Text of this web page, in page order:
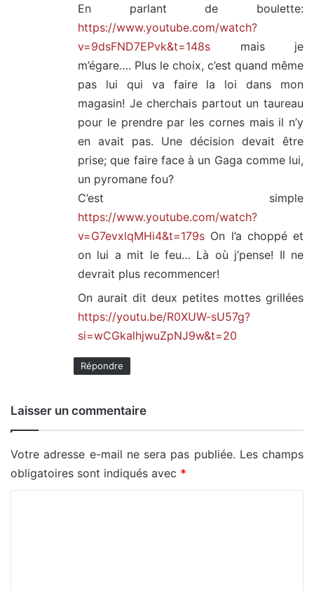
En parlant de boulette:
https://www.youtube.com/watch?
v=9dsFND7EPvk&t=148s mais je
m’égare…. Plus le choix, c’est quand même
pas lui qui va faire la loi dans mon
magasin! Je cherchais partout un taureau
pour le prendre par les cornes mais il n’y
en avait pas. Une décision devait être
prise; que faire face à un Gaga comme lui,
un pyromane fou?
C’est simple
https://www.youtube.com/watch?
v=G7evxlqMHi4&t=179s On l’a choppé et
on lui a mit le feu… Là où j’pense! Il ne
devrait plus recommencer!
On aurait dit deux petites mottes grillées
https://youtu.be/R0XUW-sU57g?
si=wCGkalhjwuZpNJ9w&t=20
Répondre
Laisser un commentaire
Votre adresse e-mail ne sera pas publiée. Les champs
obligatoires sont indiqués avec *